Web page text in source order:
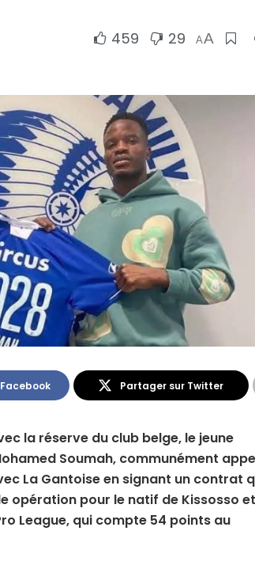
459 29 AA
Partager sur Twitter
la réserve du club belge, le jeune
Soumah, communément
La Gantoise en signant un contrat
opération pour le natif de Kissosso et
League, qui compte 54 points au